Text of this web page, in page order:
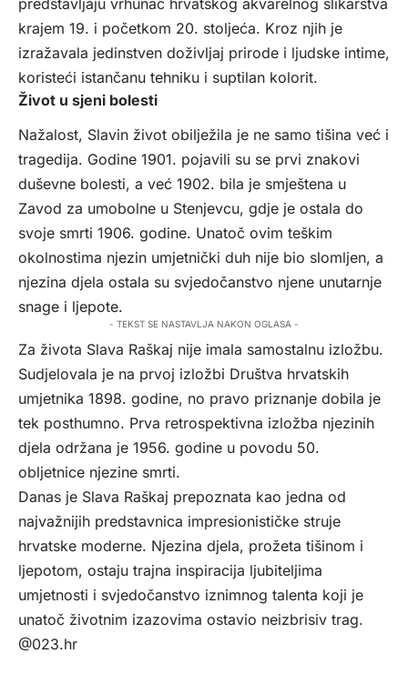
krajem 19. i početkom 20. stoljeća. Kroz njih je
izražavala jedinstven doživljaj prirode i ljudske intime,
koristeći istančanu tehniku i suptilan kolorit.
Život u sjeni bolesti
Nažalost, Slavin život obilježila je ne samo tišina već i
tragedija. Godine 1901. pojavili su se prvi znakovi
duševne bolesti, a već 1902. bila je smještena u
Zavod za umobolne u Stenjevcu, gdje je ostala do
svoje smrti 1906. godine. Unatoč ovim teškim
okolnostima njezin umjetnički duh nije bio slomljen, a
njezina djela ostala su svjedočanstvo njene unutarnje
snage i ljepote.
- TEKST SE NASTAVLJA NAKON OGLASA -
Za života Slava Raškaj nije imala samostalnu izložbu.
Sudjelovala je na prvoj izložbi Društva hrvatskih
umjetnika 1898. godine, no pravo priznanje dobila je
tek posthumno. Prva retrospektivna izložba njezinih
djela održana je 1956. godine u povodu 50.
obljetnice njezine smrti.
Danas je Slava Raškaj prepoznata kao jedna od
najvažnijih predstavnica impresionističke struje
hrvatske moderne. Njezina djela, prožeta tišinom i
ljepotom, ostaju trajna inspiracija ljubiteljima
umjetnosti i svjedočanstvo iznimnog talenta koji je
unatoč životnim izazovima ostavio neizbrisiv trag.
@023.hr